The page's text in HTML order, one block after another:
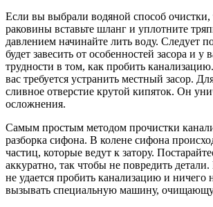
Если вы выбрали водяной способ очистки,
раковины вставьте шланг и уплотните
давлением начинайте лить воду. Следует
будет завесить от особенностей засора и у
трудности в том, как пробить
вас требуется устранить местный засор.
сливное отверстие крутой кипяток. Он
осложнения.
Самым простым методом прочистки
разборка сифона. В колене сифона
частиц, которые ведут к затору.
аккуратно, так чтобы не повредить детали.
не удается пробить канализацию и ничего
вызывать специальную машину,